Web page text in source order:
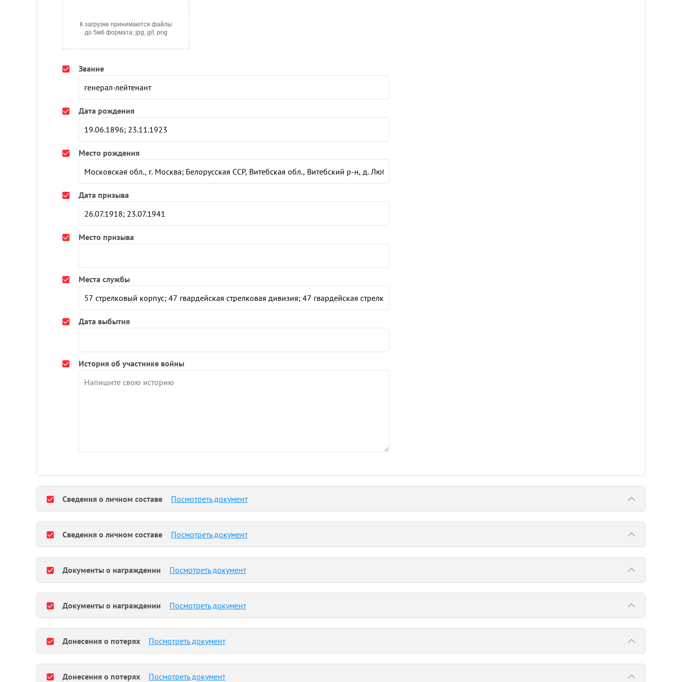
К загрузке принимаются файлы
до 5мб формата: jpg, gif, png
Звание
Дата рождения
Место рождения
Дата призыва
Место призыва
Места службы
Дата выбытия
История об участнике войны
Сведения о личном составе Посмотреть документ
Сведения о личном составе Посмотреть документ
Документы о награждении Посмотреть документ
Документы о награждении Посмотреть документ
Донесения о потерях Посмотреть документ
Донесения о потерях Посмотреть документ